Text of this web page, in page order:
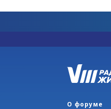
О форуме